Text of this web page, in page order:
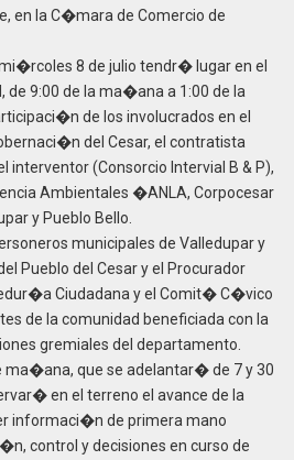
en la C�mara de Comercio de
8 de julio tendr� lugar en el
de 9:00 de la ma�ana a 1:00 de la
de los involucrados en el
del Cesar, el contratista
interventor (Consorcio Intervial B & P),
Ambientales �ANLA, Corpocesar
y Pueblo Bello.
municipales de Valledupar y
Pueblo del Cesar y el Procurador
Ciudadana y el Comit� C�vico
de la comunidad beneficiada con la
gremiales del departamento.
ma�ana, que se adelantar� de 7 y 30
en el terreno el avance de la
informaci�n de primera mano
control y decisiones en curso de